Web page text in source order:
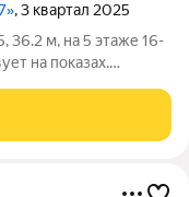
, 3 квартал 2025
36.2 м, на 5 этаже 16-
на показах.
можно с